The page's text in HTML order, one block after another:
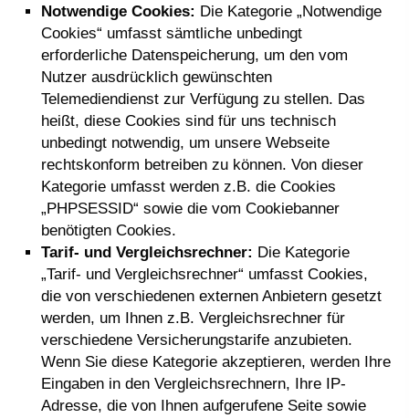
Notwendige Cookies: Die Kategorie „Notwendige
Cookies“ umfasst sämtliche unbedingt
erforderliche Datenspeicherung, um den vom
Nutzer ausdrücklich gewünschten
Telemediendienst zur Verfügung zu stellen. Das
heißt, diese Cookies sind für uns technisch
unbedingt notwendig, um unsere Webseite
rechtskonform betreiben zu können. Von dieser
Kategorie umfasst werden z.B. die Cookies
„PHPSESSID“ sowie die vom Cookiebanner
benötigten Cookies.
Tarif- und Vergleichsrechner: Die Kategorie
„Tarif- und Vergleichsrechner“ umfasst Cookies,
die von verschiedenen externen Anbietern gesetzt
werden, um Ihnen z.B. Vergleichsrechner für
verschiedene Versicherungstarife anzubieten.
Wenn Sie diese Kategorie akzeptieren, werden Ihre
Eingaben in den Vergleichsrechnern, Ihre IP-
Adresse, die von Ihnen aufgerufene Seite sowie